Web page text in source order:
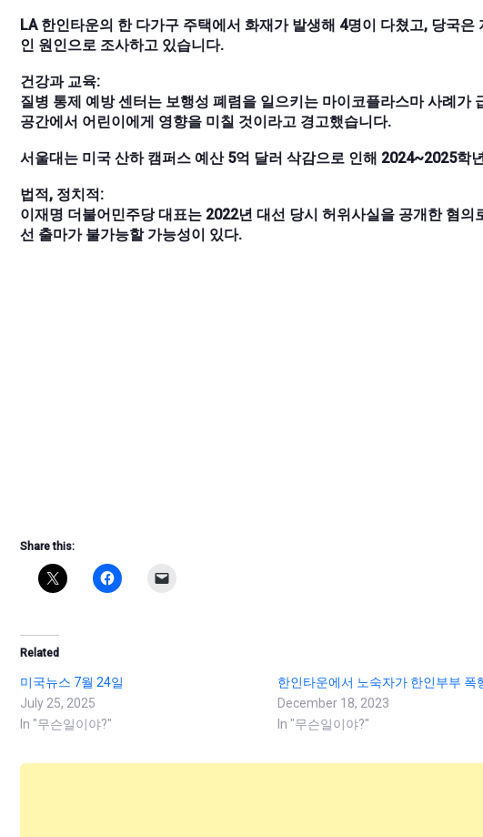
LA 한인타운의 한 다가구 주택에서 화재가 발생해 4명이 다쳤고, 당국
인 원인으로 조사하고 있습니다.
건강과 교육:
질병 통제 예방 센터는 보행성 폐렴을 일으키는 마이코플라스마 사례가
공간에서 어린이에게 영향을 미칠 것이라고 경고했습니다.
서울대는 미국 산하 캠퍼스 예산 5억 달러 삭감으로 인해 2024~2025학
법적, 정치적:
이재명 더불어민주당 대표는 2022년 대선 당시 허위사실을 공개한 혐
선 출마가 불가능할 가능성이 있다.
Share this:
Related
미국뉴스 7월 24일
July 25, 2025
In "무슨일이야?"
한인타운에서 노숙자가 한인부부 폭
December 18, 2023
In "무슨일이야?"